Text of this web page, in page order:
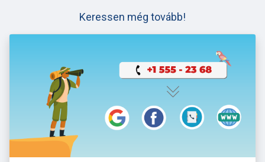
Keressen még tovább!